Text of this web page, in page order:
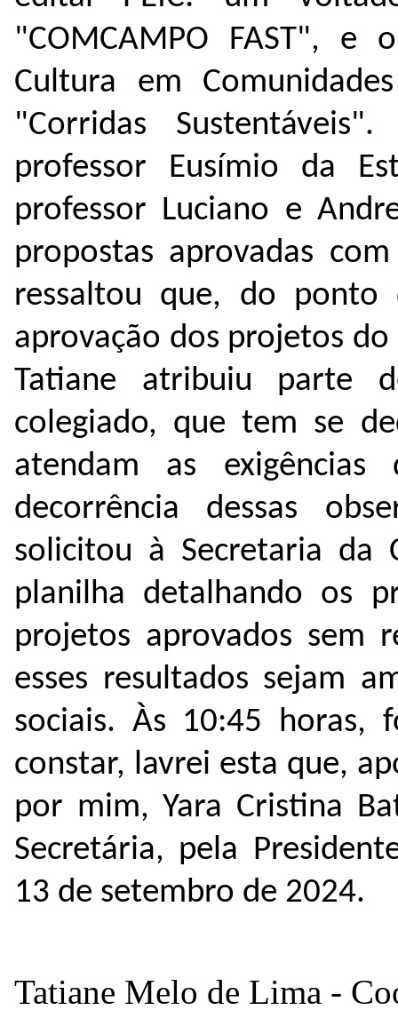
"COMCAMPO FAST",
Cultura em
"Corridas
professor Eusímio da
professor Luciano e
propostas aprovadas
ressaltou que, do
aprovação dos projetos
Tatiane atribuiu parte
colegiado, que tem se
atendam as
decorrência dessas
solicitou à Secretaria da
planilha detalhando os
projetos aprovados sem
esses resultados sejam
sociais. Às 10:45 horas,
constar, lavrei esta que,
por mim, Yara Cristina
Secretária, pela
13 de setembro de 2024.
Tatiane Melo de Lima -